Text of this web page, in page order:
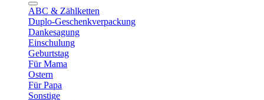
ABC & Zählketten
Duplo-Geschenkverpackung
Dankesagung
Einschulung
Geburtstag
Für Mama
Ostern
Für Papa
Sonstige